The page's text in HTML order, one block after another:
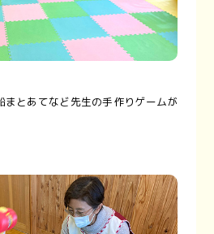
まとあてなど先生の手作りゲームが